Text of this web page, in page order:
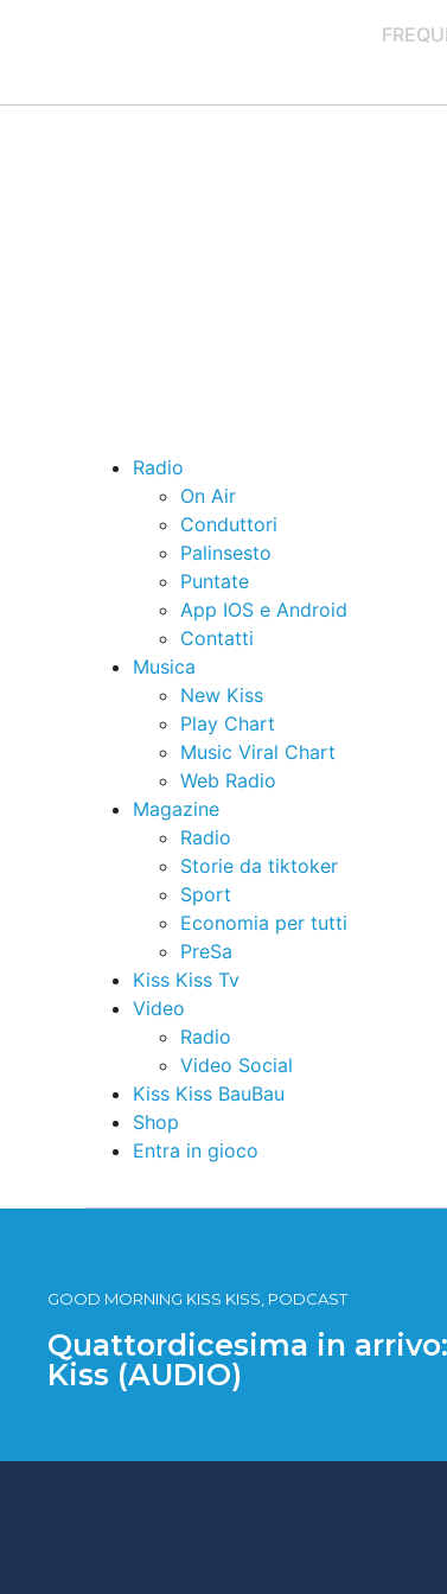
Radio
On Air
Conduttori
Palinsesto
Puntate
App IOS e Android
Contatti
Musica
New Kiss
Play Chart
Music Viral Chart
Web Radio
Magazine
Radio
Storie da tiktoker
Sport
Economia per tutti
PreSa
Kiss Kiss Tv
Video
Radio
Video Social
Kiss Kiss BauBau
Shop
Entra in gioco
GOOD MORNING KISS KISS, PODCAST
Quattordicesima in
Kiss (AUDIO)